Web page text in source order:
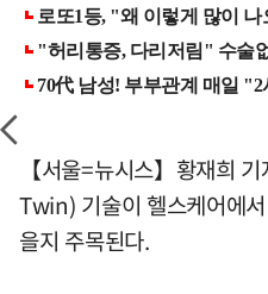
【서울=뉴시스】황재희
Twin) 기술이 헬스케어에
을지 주목된다.